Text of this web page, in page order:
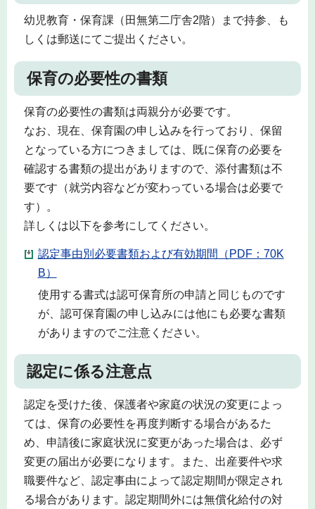
幼児教育・保育課（田無第二庁舎2階）まで持参、も
しくは郵送にてご提出ください。
保育の必要性の書類
保育の必要性の書類は両親分が必要です。
なお、現在、保育園の申し込みを行っており、保留
となっている方につきましては、既に保育の必要を
確認する書類の提出がありますので、添付書類は不
要です（就労内容などが変わっている場合は必要で
す）。
詳しくは以下を参考にしてください。
認定事由別必要書類および有効期間（PDF：70K
B）
使用する書式は認可保育所の申請と同じものです
が、認可保育園の申し込みには他にも必要な書類
がありますのでご注意ください。
認定に係る注意点
認定を受けた後、保護者や家庭の状況の変更によっ
ては、保育の必要性を再度判断する場合があるた
め、申請後に家庭状況に変更があった場合は、必ず
変更の届出が必要になります。また、出産要件や求
職要件など、認定事由によって認定期間が限定され
る場合があります。認定期間外には無償化給付の対